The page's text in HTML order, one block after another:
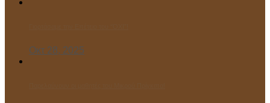
Οκτ 28, 2025